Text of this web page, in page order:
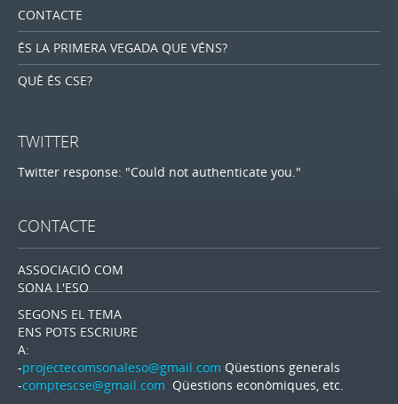
CONTACTE
ÉS LA PRIMERA VEGADA QUE VÉNS?
QUÈ ÉS CSE?
TWITTER
Twitter response: "Could not authenticate you."
CONTACTE
ASSOCIACIÓ COM
SONA L'ESO
SEGONS EL TEMA
ENS POTS ESCRIURE
A:
-projectecomsonaleso@gmail.com Qüestions generals
-comptescse@gmail.com Qüestions econòmiques, etc.